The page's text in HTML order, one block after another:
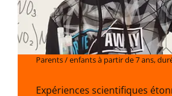
Parents / enfants à partir de 7 ans,
Expériences scientifiques